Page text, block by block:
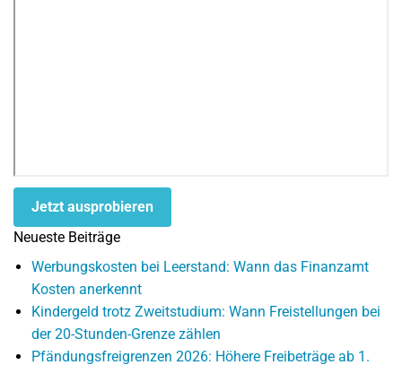
Jetzt ausprobieren
Neueste Beiträge
Werbungskosten bei Leerstand: Wann das Finanzamt
Kosten anerkennt
Kindergeld trotz Zweitstudium: Wann Freistellungen bei
der 20-Stunden-Grenze zählen
Pfändungsfreigrenzen 2026: Höhere Freibeträge ab 1.